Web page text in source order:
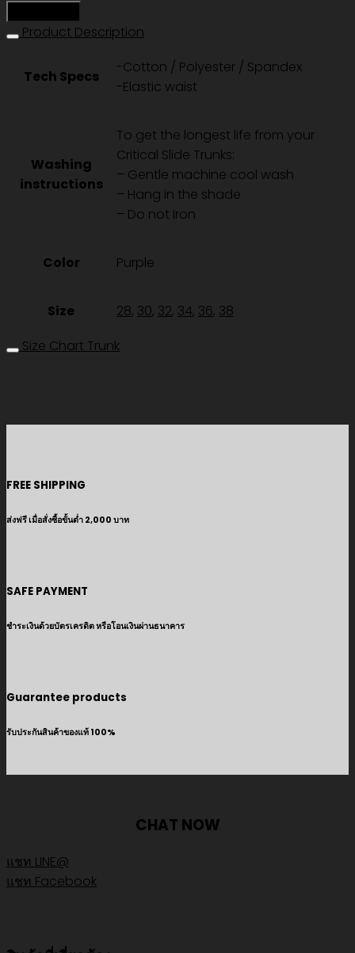
16"
-
Product Description
Tech Specs
-Cotton / Polyester / Spandex
-Elastic waist
Washing
instructions
To get the longest life from your
Critical Slide Trunks:
– Gentle machine cool wash
– Hang in the shade
– Do not Iron
Color Purple
Size 28, 30, 32, 34, 36, 38
Size Chart Trunk
FREE SHIPPING
ส่งฟรี เมื่อสั่งซื้อขั้นต่ำ 2,000 บาท
SAFE PAYMENT
ชำระเงินด้วยบัตรเครดิต หรือโอนเงินผ่านธนาคาร
Guarantee products
รับประกันสินค้าของแท้ 100%
CHAT NOW
แชท LINE@
แชท Facebook